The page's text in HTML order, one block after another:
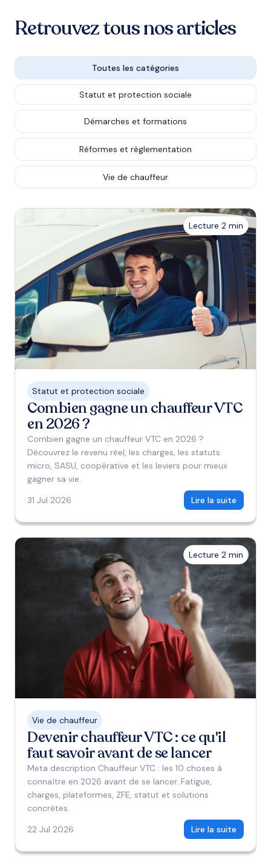
Retrouvez tous nos articles
Toutes les catégories
Statut et protection sociale
Démarches et formations
Réformes et règlementation
Vie de chauffeur
Lecture 2 min
Statut et protection sociale
Combien gagne un chauffeur VTC
en 2026 ?
Combien gagne un chauffeur VTC en 2026 ?
Découvrez le revenu réel, les charges, les statuts
micro, SASU, coopérative et les leviers pour mieux
gagner sa vie.
31 Jul 2026
Lire la suite
Lecture 2 min
Vie de chauffeur
Devenir chauffeur VTC : ce qu'il
faut savoir avant de se lancer
Meta description Chauffeur VTC : les 10 choses à
connaître en 2026 avant de se lancer. Fatigue,
charges, plateformes, ZFE, statut et solutions
concrètes.
22 Jul 2026
Lire la suite